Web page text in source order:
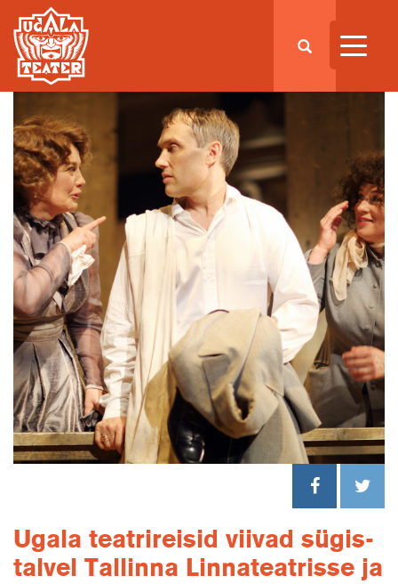
Ugala teatrireisid viivad sügis-
talvel Tallinna Linnateatrisse ja